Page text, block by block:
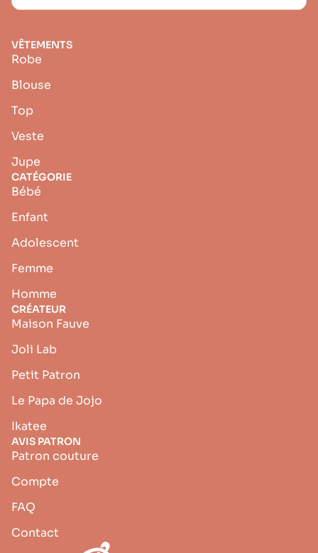
VÊTEMENTS
Robe
Blouse
Top
Veste
Jupe
CATÉGORIE
Bébé
Enfant
Adolescent
Femme
Homme
CRÉATEUR
Maison Fauve
Joli Lab
Petit Patron
Le Papa de Jojo
Ikatee
AVIS PATRON
Patron couture
Compte
FAQ
Contact